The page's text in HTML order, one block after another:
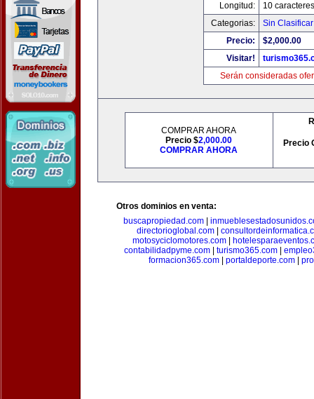
Longitud:
10 caracteres
Categorias:
Sin Clasificar
Precio:
$2,000.00
Visitar!
Serán consideradas
COMPRAR AHORA
Precio $2,000.00
COMPRAR AHORA
Precio
Otros dominios en venta:
buscapropiedad.com
directorioglobal.com
motosyciclomotores.com|
contabilidadpyme.com| turismo365.com|
formacion365.com| portaldeporte.com|